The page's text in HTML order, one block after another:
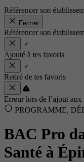
Référencer son
Fermer
Référencer son
Ajouté à tes favoris
Retiré de tes favoris
Erreur lors de l’ajout aux
PROGRAMME,
BAC Pro
Santé à